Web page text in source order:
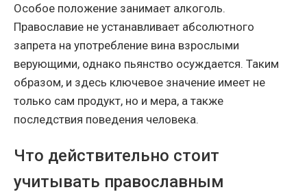
Особое положение занимает алкоголь.
Православие не устанавливает абсолютного
запрета на употребление вина взрослыми
верующими, однако пьянство осуждается. Таким
образом, и здесь ключевое значение имеет не
только сам продукт, но и мера, а также
последствия поведения человека.
Что действительно стоит
учитывать православным